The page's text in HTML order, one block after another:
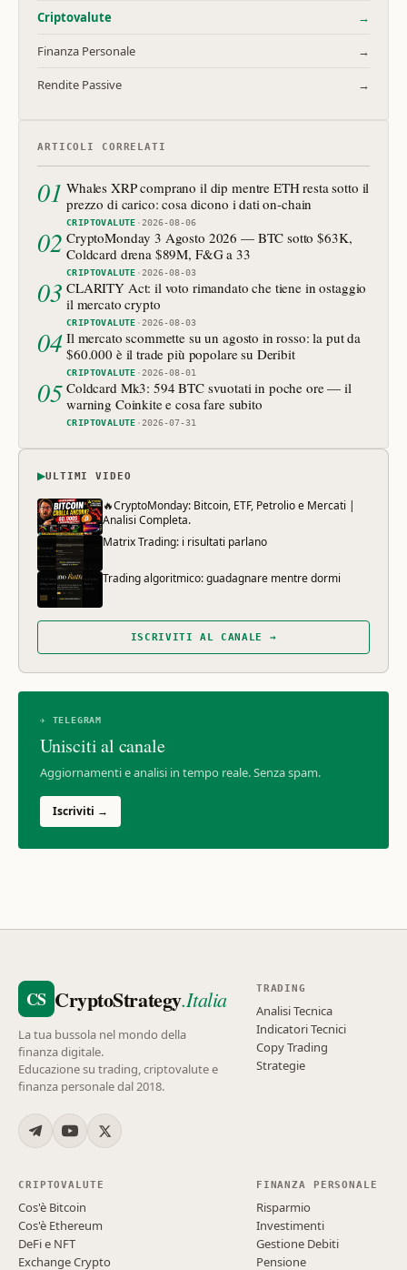
Criptovalute →
Finanza Personale →
Rendite Passive →
ARTICOLI CORRELATI
01 Whales XRP comprano il dip mentre ETH resta sotto il
prezzo di carico: cosa dicono i dati on-chain
CRIPTOVALUTE ·2026-08-06
02 CryptoMonday 3 Agosto 2026 — BTC sotto $63K,
Coldcard drena $89M, F&G a 33
CRIPTOVALUTE ·2026-08-03
03 CLARITY Act: il voto rimandato che tiene in ostaggio
il mercato crypto
CRIPTOVALUTE ·2026-08-03
04 Il mercato scommette su un agosto in rosso: la put da
$60.000 è il trade più popolare su Deribit
CRIPTOVALUTE ·2026-08-01
05 Coldcard Mk3: 594 BTC svuotati in poche ore — il
warning Coinkite e cosa fare subito
CRIPTOVALUTE ·2026-07-31
▶ULTIMI VIDEO
🔥CryptoMonday: Bitcoin, ETF, Petrolio e Mercati |
Analisi Completa.
Matrix Trading: i risultati parlano
Trading algoritmico: guadagnare mentre dormi
ISCRIVITI AL CANALE →
✈ TELEGRAM
Unisciti al canale
Aggiornamenti e analisi in tempo reale. Senza spam.
Iscriviti →
CS CryptoStrategy.Italia
La tua bussola nel mondo della
finanza digitale.
Educazione su trading, criptovalute e
finanza personale dal 2018.
TRADING
Analisi Tecnica
Indicatori Tecnici
Copy Trading
Strategie
CRIPTOVALUTE
Cos'è Bitcoin
Cos'è Ethereum
DeFi e NFT
Exchange Crypto
FINANZA PERSONALE
Risparmio
Investimenti
Gestione Debiti
Pensione